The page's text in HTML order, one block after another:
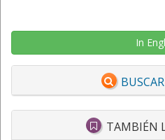
In
TAMBIÉN